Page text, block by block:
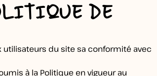
DE
utilisateurs du site sa conformité avec
à la Politique en vigueur au